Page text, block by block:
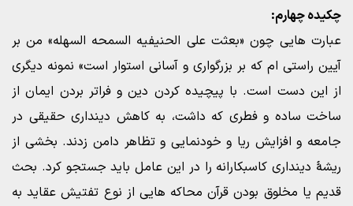
چکیده چهارم:
عبارت هایی چون «بعثت علی الحنیفیه السمحه السهله» من بر
آیین راستی ام که بر بزرگواری و آسانی استوار است» نمونه دیگری
از این دست است. با پیچیده کردن دین و فراتر بردن ایمان از
ساخت ساده و فطری که داشت، به کاهش دینداری حقیقی در
جامعه و افزایش ریا و خودنمایی و تظاهر دامن زدند. بخشی از
ریشۀ دینداری کاسبکارانه را در این عامل باید جستجو کرد. بحث
قدیم یا مخلوق بودن قرآن محاکه هایی از نوع تفتیش عقاید به